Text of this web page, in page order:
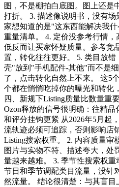
图，不是棚拍白底图。图上还是
打折。 3. 描述像说明书，没有
家想知道的是"这东西能解决我
重量清单。 4. 定价没参考行情
低反而让买家怀疑质量。参考竞
置，转化往往更好。 5. 类目放
壳"放到"手机配件-其他"而不是
了，点击转化自然上不来。 这5
个都在悄悄吃掉你的曝光和转化
四、新规下Listing质量比数量重
Ozon释放的信号很明确：往精
和评分挂钩更紧 从2026年5月起
流轨迹必须可追踪，否则影响店
Listing搜索权重。 2. 内容质量审
图片与实物不符、描述夸大，处
量越来越难。 3. 季节性搜索权
节日和季节调配类目流量，没针
然流量。 结论很清楚：与其盲目